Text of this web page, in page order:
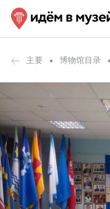
主要 博物馆目录